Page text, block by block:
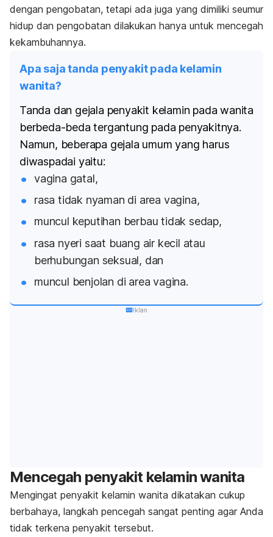
dengan pengobatan, tetapi ada juga yang dimiliki seumur
hidup dan pengobatan dilakukan hanya untuk mencegah
kekambuhannya.
Apa saja tanda penyakit pada kelamin
wanita?
Tanda dan gejala penyakit kelamin pada wanita
berbeda-beda tergantung pada penyakitnya.
Namun, beberapa gejala umum yang harus
diwaspadai yaitu:
vagina gatal,
rasa tidak nyaman di area vagina,
muncul keputihan berbau tidak sedap,
rasa nyeri saat buang air kecil atau
berhubungan seksual, dan
muncul benjolan di area vagina.
Iklan
Mencegah penyakit kelamin wanita
Mengingat penyakit kelamin wanita dikatakan cukup
berbahaya, langkah pencegah sangat penting agar Anda
tidak terkena penyakit tersebut.